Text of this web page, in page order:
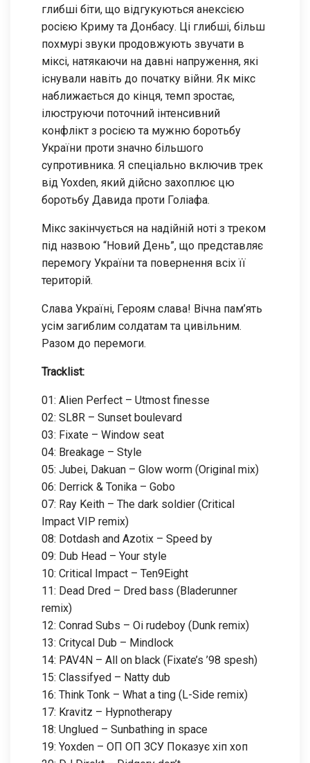
глибші біти, що відгукуються анексією
росією Криму та Донбасу. Ці глибші, більш
похмурі звуки продовжують звучати в
міксі, натякаючи на давні напруження, які
існували навіть до початку війни. Як мікс
наближається до кінця, темп зростає,
ілюструючи поточний інтенсивний
конфлікт з росією та мужню боротьбу
України проти значно більшого
супротивника. Я спеціально включив трек
від Yoxden, який дійсно захоплює цю
боротьбу Давида проти Голіафа.
Мікс закінчується на надійній ноті з треком
під назвою “Новий День”, що представляє
перемогу України та повернення всіх її
територій.
Слава Україні, Героям слава! Вічна пам’ять
усім загиблим солдатам та цивільним.
Разом до перемоги.
Tracklist:
01: Alien Perfect – Utmost finesse
02: SL8R – Sunset boulevard
03: Fixate – Window seat
04: Breakage – Style
05: Jubei, Dakuan – Glow worm (Original mix)
06: Derrick & Tonika – Gobo
07: Ray Keith – The dark soldier (Critical
Impact VIP remix)
08: Dotdash and Azotix – Speed by
09: Dub Head – Your style
10: Critical Impact – Ten9Eight
11: Dead Dred – Dred bass (Bladerunner
remix)
12: Conrad Subs – Oi rudeboy (Dunk remix)
13: Critycal Dub – Mindlock
14: PAV4N – All on black (Fixate’s ’98 spesh)
15: Classifyed – Natty dub
16: Think Tonk – What a ting (L-Side remix)
17: Kravitz – Hypnotherapy
18: Unglued – Sunbathing in space
19: Yoxden – ОП ОП ЗСУ Показує хіп хоп